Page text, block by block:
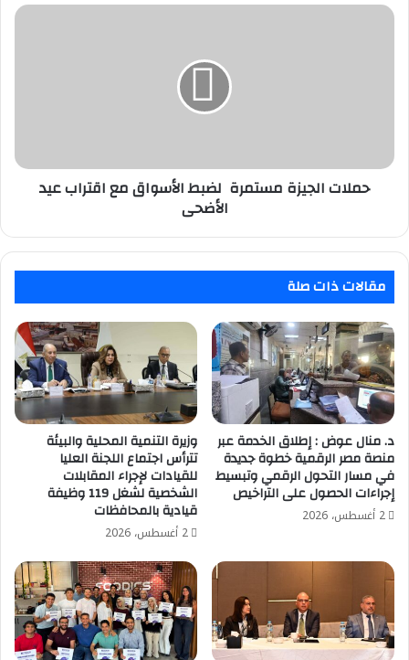
حملات
الأضحى
حملات الجيزة مستمرة لضبط الأسواق مع اقتراب عيد
الأضحى
مقالات ذات صلة
د. منال عوض : إطلاق الخدمة عبر
منصة مصر الرقمية خطوة جديدة
في مسار التحول الرقمي وتبسيط
إجراءات الحصول على التراخيص
2 أغسطس، 2026
وزيرة التنمية المحلية والبيئة
تترأس اجتماع اللجنة العليا
للقيادات لإجراء المقابلات
الشخصية لشغل 119 وظيفة
قيادية بالمحافظات
2 أغسطس، 2026